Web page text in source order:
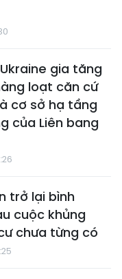
gia tăng
loạt căn cứ
cơ sở hạ tầng
của Liên bang
trở lại bình
cuộc khủng
chưa từng có